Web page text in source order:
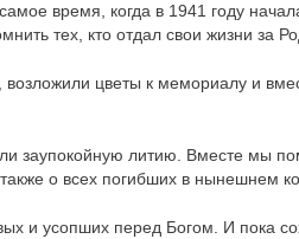
время, когда в 1941 году
тех, кто отдал свои жизни за
цветы к мемориалу и
заупокойную литию. Вместе мы
о всех погибших в нынешнем
и усопших перед Богом. И пока